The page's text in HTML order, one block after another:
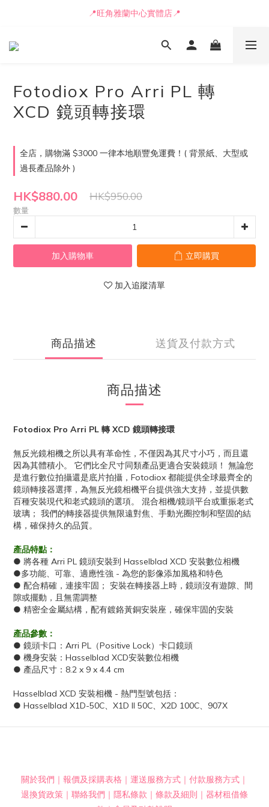
📒🖋️報價單 / 採購表格🖋️📒
📍旺角雅蘭中心實體店📍
🚛最快可即日安排貨車送到💨
Fotodiox Pro Arri PL 轉
XCD 鏡頭轉接環
全店，購物滿 $3000 一律本地順豐免運費！( 背景紙、大型或
過長產品除外 )
HK$880.00 HK$950.00
數量
加入購物車 立即購買
加入追蹤清單
商品描述 送貨及付款方式
商品描述
Fotodiox Pro Arri PL 轉 XCD 鏡頭轉接環
無反光鏡相機之所以具有革命性，不僅因為其尺寸小巧，而且還
因為其體積小。 它們比全尺寸同類產品更適合安裝鏡頭！ 無論您
是進行數位拍攝還是底片拍攝，Fotodiox 都能提供全球最齊全的
鏡頭轉接器選擇，為無反光鏡相機平台提供強大支持，並提供數
百種安裝現代和老式鏡頭的選項。 混合相機/鏡頭平台或重振老式
玻璃； 我們的轉接器提供無限遠對焦、手動光圈控制和堅固的結
構，確保持久的品質。
產品特點：
● 將各種 Arri PL 鏡頭安裝到 Hasselblad XCD 安裝數位相機
●多功能、可靠、適應性強 - 為您的影像添加風格和特色
● 配合精確，連接牢固； 安裝在轉接器上時，鏡頭沒有​​遊隙、間
隙或擺動，且無需調整
● 精密全金屬結構，配有鍍鉻黃銅安裝座，確保牢固的安裝
產品參數：
● 鏡頭卡口：Arri PL（Positive Lock）卡口鏡頭
● 機身安裝：Hasselblad XCD安裝數位相機
● 產品尺寸：8.2 x 9 x 4.4 cm
Hasselblad XCD 安裝相機 - 熱門型號包括：
● Hasselblad X1D-50C、X1D II 50C、X2D 100C、907X
關於我們 ｜ 報價及採購表格 ｜ 運送服務方式 ｜ 付款服務方式 ｜
退換貨政策 ｜ 聯絡我們 ｜ 隱私條款 ｜ 條款及細則 ｜ 器材租借條